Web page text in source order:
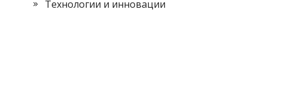
Технологии и инновации